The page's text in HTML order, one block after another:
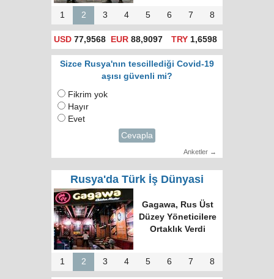
1 2 3 4 5 6 7 8
USD 77,9568 EUR 88,9097 TRY1,6598
Sizce Rusya'nın tescillediği Covid-19
aşısı güvenli mi?
Fikrim yok
Hayır
Evet
Cevapla
Anketler →
Rusya'da Türk İş Dünyasi
Türk Dünyasında
Tek Bilgi Alanı
Hedefi: Bişkek
Zirvesi ve Yeni
İnsiyatifler
1 2 3 4 5 6 7 8